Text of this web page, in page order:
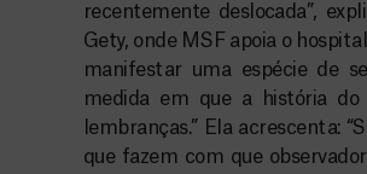
recentemente deslocada”,
Gety, onde MSF apoia o
manifestar uma espécie de
medida em que a história do
lembranças.” Ela acrescenta:
que fazem com que